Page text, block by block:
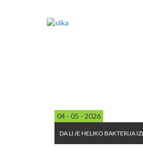
04 - 05 - 2026
DA LI JE HELIKO BAKTERIJA